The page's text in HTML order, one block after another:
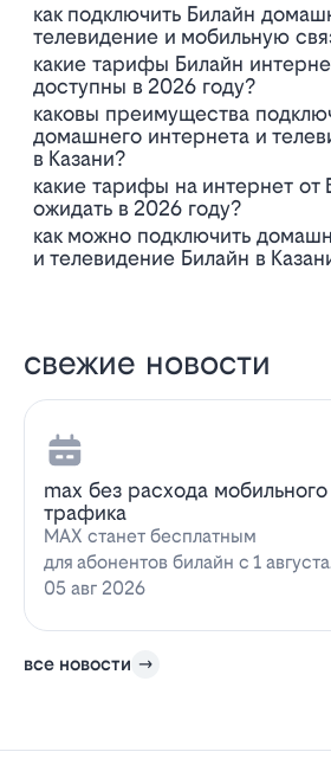
Как подключить Билайн домашний интернет,
телевидение и мобильную
Какие тарифы Билайн интернет и ТВ
доступны в 2026 году?
Каковы преимущества подключения
домашнего интернета и
в Казани?
Какие тарифы на интернет от Билайн можно
ожидать в 2026 году?
Как можно подключить домашний интернет
и телевидение Билайн в
свежие новости
max без расхода мобильного
трафика
MAX станет бесплатным
для абонентов билайн с 1 августа
2026 года использование
05 авг 2026
все новости